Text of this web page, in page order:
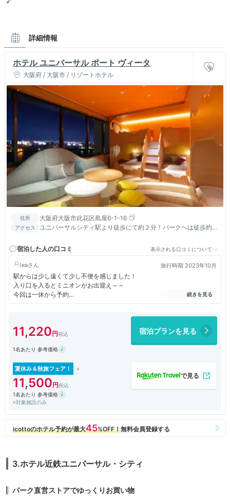
詳細情報
ホテル ユニバーサル ポート ヴィータ
大阪府 / 大阪市 / リゾートホテル
住所 大阪府大阪市此花区島屋6-1-16
アクセス
ユニバーサルシティ駅より徒歩にて約２分！パークへは徒歩約４
宿泊した人の口コミ
表示される口コミについて
lea 旅行時期 2023年10月
駅からは少し遠くて少し不便を感じました！
入り口を入るとミニオンがお出迎え～～
今回は一休から予約
1デイ・スタジオ・パス付プラン（当日利用/素泊まり）
小学校高学年 1人 ＝ 19,700円
部屋はスタンダードを予約しましたが少し狭い印象でした。
コンビニがあって便利ですが夜は凄い混んでいるので注意です。
11,220 宿泊プランを見る
1名あたり 参考価格
夏休み＆秋旅フェア！
11,500
1名あたり 参考価格
※対象施設のみ
3.ホテル近鉄ユニバーサル・シティ
パーク直営ストアでゆっくりお買い物